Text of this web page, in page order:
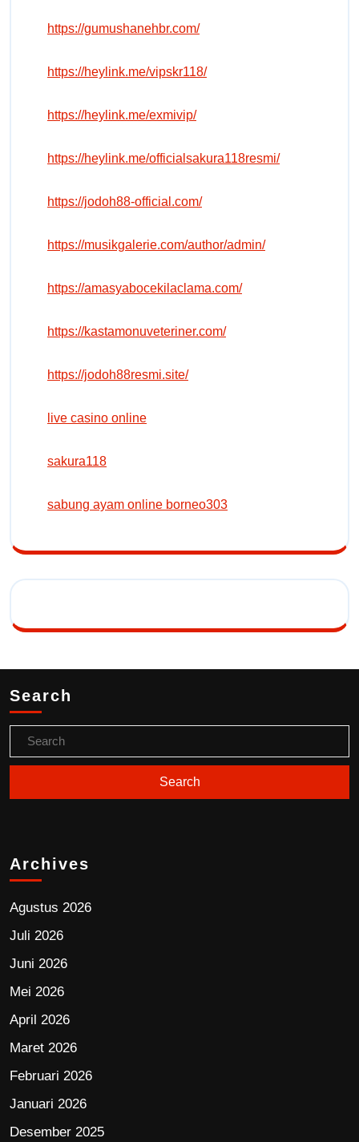
https://gumushanehbr.com/
https://heylink.me/vipskr118/
https://heylink.me/exmivip/
https://heylink.me/officialsakura118resmi/
https://jodoh88-official.com/
https://musikgalerie.com/author/admin/
https://amasyabocekilaclama.com/
https://kastamonuveteriner.com/
https://jodoh88resmi.site/
live casino online
sakura118
sabung ayam online borneo303
Search
Archives
Agustus 2026
Juli 2026
Juni 2026
Mei 2026
April 2026
Maret 2026
Februari 2026
Januari 2026
Desember 2025